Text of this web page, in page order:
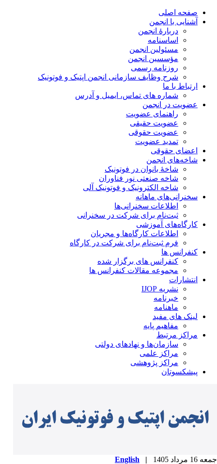
صفحه اصلی
آشنایی با انجمن
دربارۀ انجمن
اساسنامه
مسئولین انجمن
مؤسسین انجمن
روزنامه رسمی
شرح وظایف سازمانی انجمن اپتیک و فوتونیک
ارتباط با ما
شماره های تماس، ایمیل و آدرس
عضویت در انجمن
راهنمای عضویت
عضویت حقیقی
عضویت حقوقی
تمدید عضویت
اعضای حقوقی
شاخه‌های انجمن
شاخۀ بانوان در فوتونیک
شاخه صنعتی نور فناوران
شاخه‌ الکترونیک و فوتونیک آلی
سخنرانی‌های ماهانه
اطلاعات سخنرانی‌‌ها
ثبت‌نام برای شرکت در سخنرانی
کارگاه‌های آموزشی
اطلاعات کارگاه‌ها و مجریان
فرم ثبت‌نام برای شرکت در کارگاه
کنفرانس ها
کنفرانس های برگزار شده
مجموعه مقالات کنفرانس ها
انتشارات
نشریه IJOP
خبرنامه
ماهنامه
لینک های مفید
مفاهیم پایه
مراکز مرتبط
سازمان‌ها و نهادهای دولتی
مراکز علمی
مراکز پژوهشی
پیشکسوتان
مرداد 1405 |
English